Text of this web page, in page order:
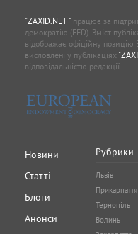
"ZAXID.NET "працює за
демократію (EED). Зміст
відображає офіційну позицію
висловлені у публікаціях
відповідальністю редакції.
Новини
Статті
Блоги
Анонси
Рубрики
Львів
Прикарпаття
Тернопіль
Волинь